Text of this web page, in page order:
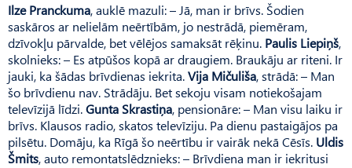
Ilze Pranckuma, auklē mazuli: – Jā, man ir brīvs. Šodien
saskāros ar nelielām neērtībām, jo nestrādā, piemēram,
dzīvokļu pārvalde, bet vēlējos samaksāt rēķinu. Paulis Liepiņš,
skolnieks: – Es atpūšos kopā ar draugiem. Braukāju ar riteni. Ir
jauki, ka šādas brīvdienas iekrita.Vija Mičuliša, strādā: – Man
šo brīvdienu nav. Strādāju. Bet sekoju visam notiekošajam
televīzijā līdzi.Gunta Skrastiņa, pensionāre: – Man visu laiku ir
brīvs. Klausos radio, skatos televīziju. Pa dienu pastaigājos pa
pilsētu. Domāju, ka Rīgā šo neērtību ir vairāk nekā Cēsīs. Uldis
Šmits, auto remontatslēdznieks: – Brīvdiena man ir iekritusi